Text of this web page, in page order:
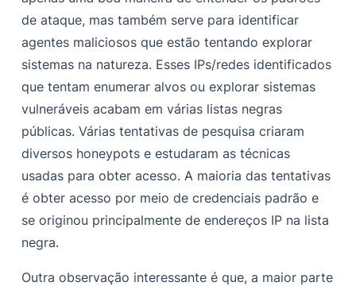
de ataque, mas também serve para identificar
agentes maliciosos que estão tentando explorar
sistemas na natureza. Esses IPs/redes identificados
que tentam enumerar alvos ou explorar sistemas
vulneráveis acabam em várias listas negras
públicas. Várias tentativas de pesquisa criaram
diversos honeypots e estudaram as técnicas
usadas para obter acesso. A maioria das tentativas
é obter acesso por meio de credenciais padrão e
se originou principalmente de endereços IP na lista
negra.
Outra observação interessante é que, a maior parte